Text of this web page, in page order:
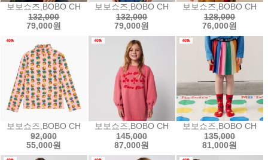
보보쇼즈,BOBO CHOSES Dominos sweatshirt도미노 스웨트셔츠
132,000
79,000원
보보쇼즈,BOBO CHOSES Lucky Clover
132,000
79,000원
보보쇼즈,BOBO
128,000
76,000원
보보쇼즈,BOBO CHOSES Dices all over turtle neck T-shirt터틀넥
92,000
55,000원
보보쇼즈,BOBO CHOSES Have Fun
145,000
87,000원
보보쇼즈,BOBO
135,000
81,000원